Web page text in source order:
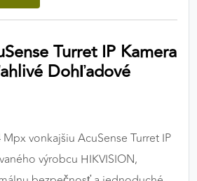
Turret IP Kamera
Dohľadové
vonkajšiu AcuSense Turret IP
výrobcu HIKVISION,
našich stránok.
Google
COOKIES
sa používajú na sledovanie
naprieč webovými